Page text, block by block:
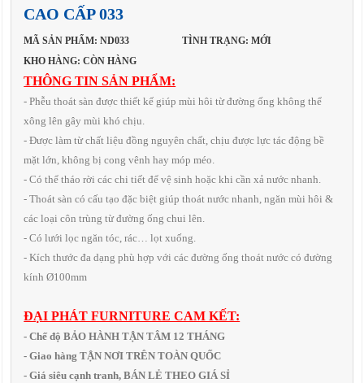
CAO CẤP 033
MÃ SẢN PHẨM: ND033
TÌNH TRẠNG: MỚI
KHO HÀNG: CÒN HÀNG
THÔNG TIN SẢN PHẨM:
- Phễu thoát sàn được thiết kế giúp mùi hôi từ đường ống không thể
xông lên gây mùi khó chịu.
- Được làm từ chất liệu đồng nguyên chất, chịu được lực tác động bề
mặt lớn, không bị cong vênh hay móp méo.
- Có thể tháo rời các chi tiết để vệ sinh hoặc khi cần xả nước nhanh.
- Thoát sàn có cấu tạo đặc biệt giúp thoát nước nhanh, ngăn mùi hôi &
các loại côn trùng từ đường ống chui lên.
- Có lưới lọc ngăn tóc, rác… lọt xuống.
- Kích thước đa dạng phù hợp với các đường ống thoát nước có đường
kính Ø100mm
ĐẠI PHÁT FURNITURE CAM KẾT:
- Chế độ BẢO HÀNH TẬN TÂM 12 THÁNG
- Giao hàng TẬN NƠI TRÊN TOÀN QUỐC
- Giá siêu cạnh tranh, BÁN LẺ THEO GIÁ SỈ